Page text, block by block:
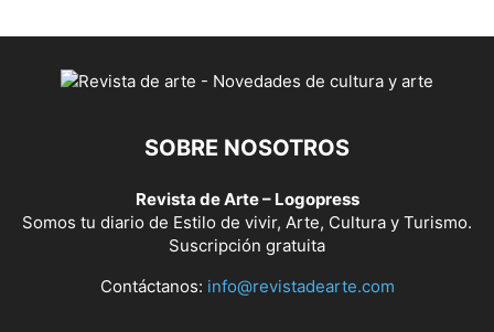
SOBRE NOSOTROS
Revista de Arte – Logopress
Somos tu diario de Estilo de vivir, Arte, Cultura y Turismo.
Suscripción gratuita
Contáctanos: info@revistadearte.com